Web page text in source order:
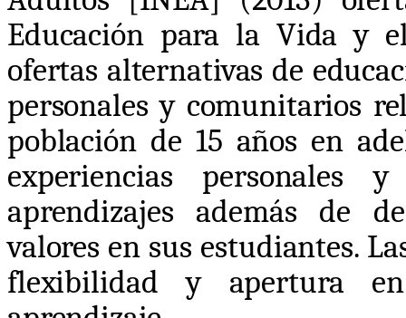
Educación para la Vida y
ofertas alternativas de
personales y comunitarios
población de 15 años en
experiencias personales
aprendizajes además de
valores en sus estudiantes.
flexibilidad y apertura